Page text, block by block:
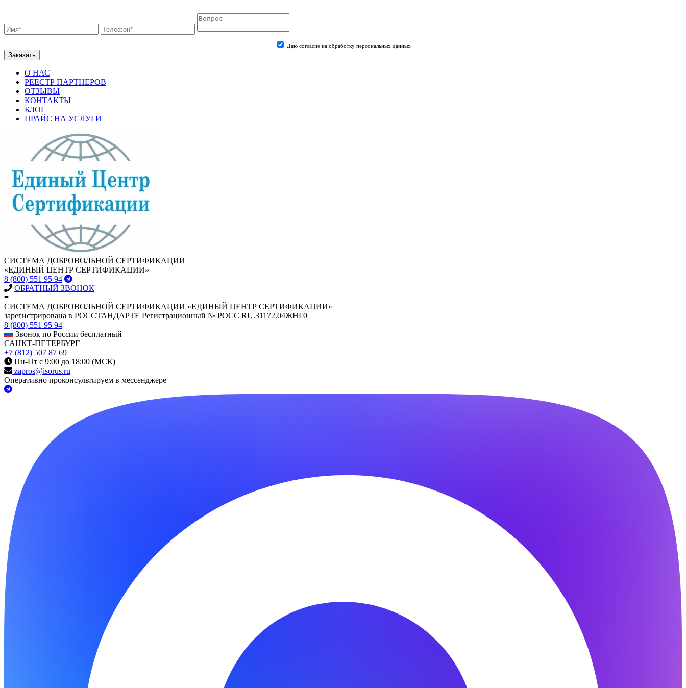
Даю согласие на обработку персональных данных
О НАС
РЕЕСТР ПАРТНЕРОВ
ОТЗЫВЫ
КОНТАКТЫ
БЛОГ
ПРАЙС НА УСЛУГИ
СИСТЕМА ДОБРОВОЛЬНОЙ СЕРТИФИКАЦИИ
«ЕДИНЫЙ ЦЕНТР СЕРТИФИКАЦИИ»
8 (800) 551 95 94
ОБРАТНЫЙ ЗВОНОК
≡
СИСТЕМА ДОБРОВОЛЬНОЙ СЕРТИФИКАЦИИ «ЕДИНЫЙ ЦЕНТР СЕРТИФИКАЦИИ»
зарегистрирована в РОССТАНДАРТЕ Регистрационный № РОСС RU.З1172.04ЖНГ0
8 (800) 551 95 94
Звонок по России бесплатный
САНКТ-ПЕТЕРБУРГ
+7 (812) 507 87 69
Пн-Пт с 9:00 до 18:00 (МСК)
zapros@isorus.ru
Оперативно проконсультируем в мессенджере